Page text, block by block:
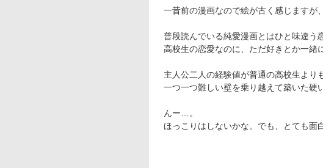
一昔前の漫画なので絵が古く感じますが
普段読んでいる純愛漫画とはひと味違う
高校生の恋愛なのに、ただ好きとか一緒
主人公二人の経験値が普通の高校生より
一つ一つ難しい壁を乗り越えて築いた硬
んー…。
ほっこりはしないかな。でも、とても面